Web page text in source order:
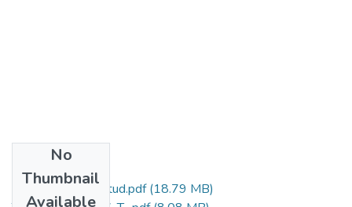
No
Thumbnail
Available
Grado de Similitud.pdf(18.79 MB)